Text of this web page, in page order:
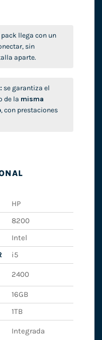
pack llega con un
sin
aparte.
se garantiza el
de la misma
, con prestaciones
HP
8200
Intel
i5
2400
16GB
1TB
Integrada